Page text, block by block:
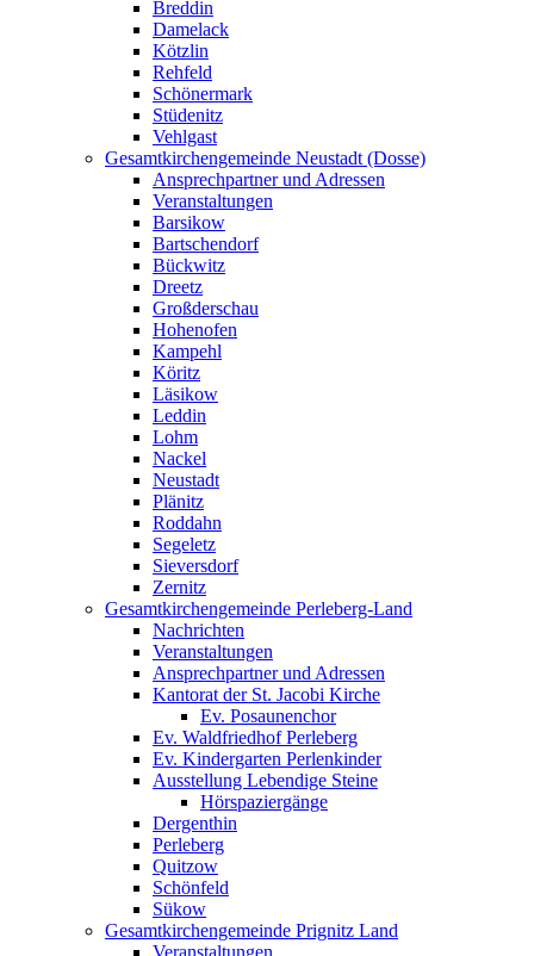
Breddin
Damelack
Kötzlin
Rehfeld
Schönermark
Stüdenitz
Vehlgast
Gesamtkirchengemeinde Neustadt (Dosse)
Ansprechpartner und Adressen
Veranstaltungen
Barsikow
Bartschendorf
Bückwitz
Dreetz
Großderschau
Hohenofen
Kampehl
Köritz
Läsikow
Leddin
Lohm
Nackel
Neustadt
Plänitz
Roddahn
Segeletz
Sieversdorf
Zernitz
Gesamtkirchengemeinde Perleberg-Land
Nachrichten
Veranstaltungen
Ansprechpartner und Adressen
Kantorat der St. Jacobi Kirche
Ev. Posaunenchor
Ev. Waldfriedhof Perleberg
Ev. Kindergarten Perlenkinder
Ausstellung Lebendige Steine
Hörspaziergänge
Dergenthin
Perleberg
Quitzow
Schönfeld
Sükow
Gesamtkirchengemeinde Prignitz Land